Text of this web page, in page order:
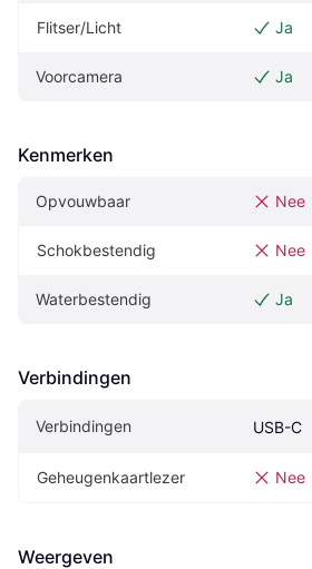
Flitser/Licht Ja
Voorcamera Ja
Kenmerken
Opvouwbaar Nee
Schokbestendig Nee
Waterbestendig Ja
Verbindingen
Verbindingen USB-C
Geheugenkaartlezer Nee
Weergeven